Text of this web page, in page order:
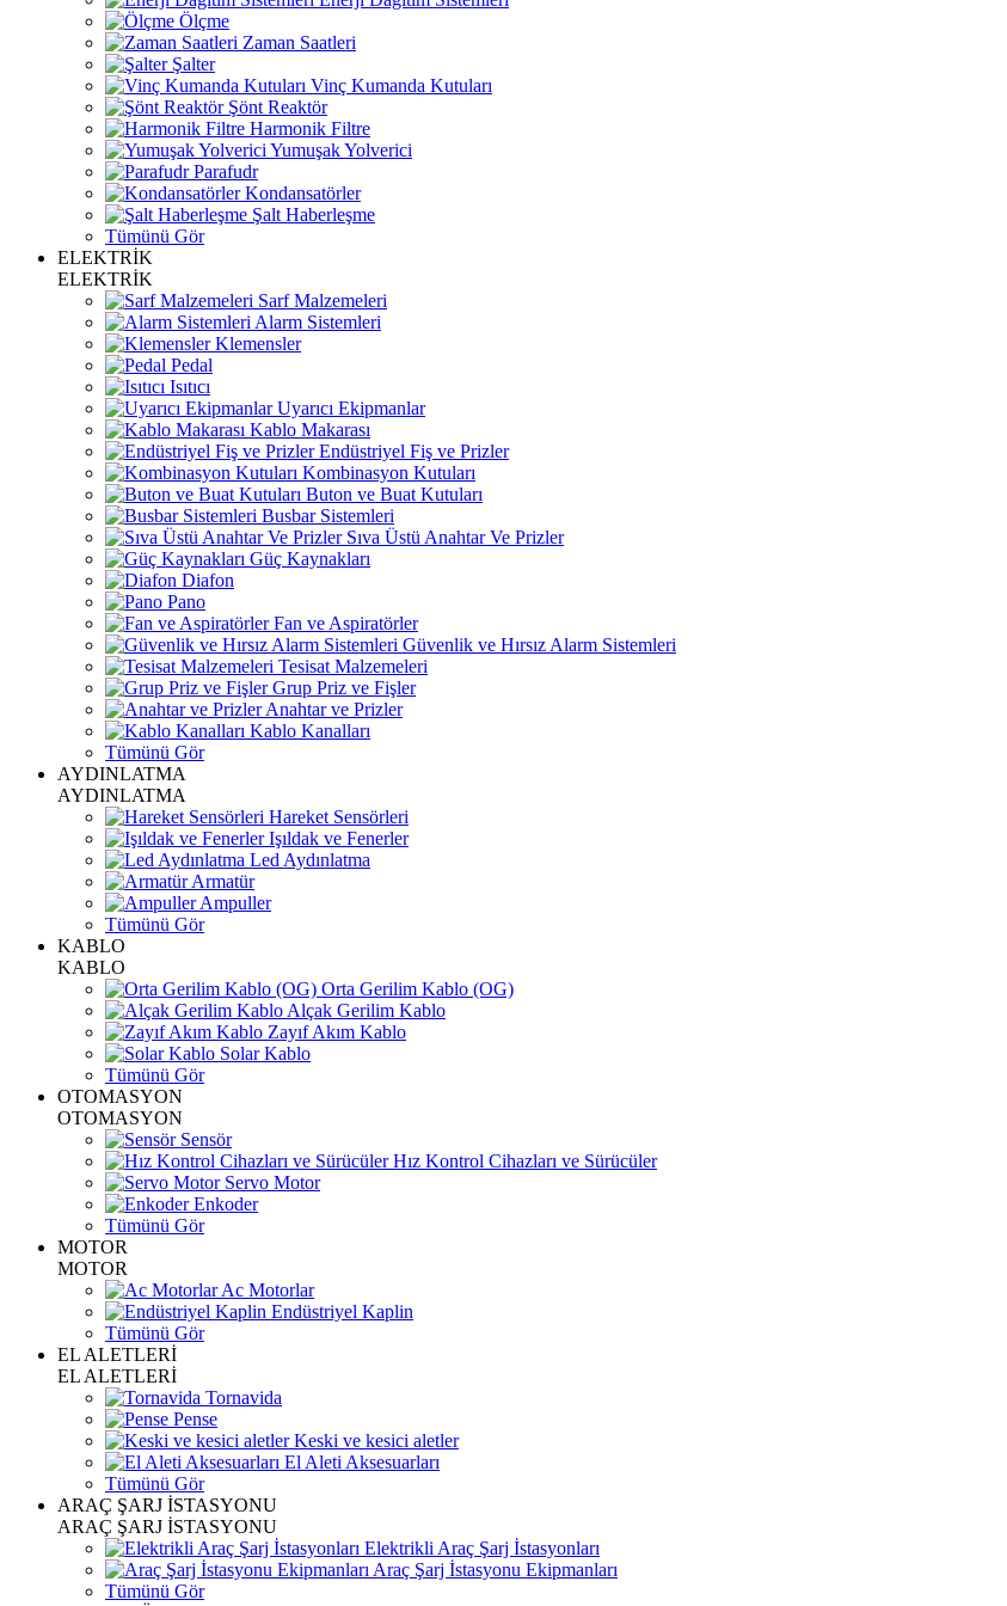
Ölçme
Zaman Saatleri
Şalter
Vinç Kumanda Kutuları
Şönt Reaktör
Harmonik Filtre
Yumuşak Yolverici
Parafudr
Kondansatörler
Şalt Haberleşme
Tümünü Gör
ELEKTRİK
ELEKTRİK
Sarf Malzemeleri
Alarm Sistemleri
Klemensler
Pedal
Isıtıcı
Uyarıcı Ekipmanlar
Kablo Makarası
Endüstriyel Fiş ve Prizler
Kombinasyon Kutuları
Buton ve Buat Kutuları
Busbar Sistemleri
Sıva Üstü Anahtar Ve Prizler
Güç Kaynakları
Diafon
Pano
Fan ve Aspiratörler
Güvenlik ve Hırsız Alarm Sistemleri
Tesisat Malzemeleri
Grup Priz ve Fişler
Anahtar ve Prizler
Kablo Kanalları
Tümünü Gör
AYDINLATMA
AYDINLATMA
Hareket Sensörleri
Işıldak ve Fenerler
Led Aydınlatma
Armatür
Ampuller
Tümünü Gör
KABLO
KABLO
Orta Gerilim Kablo (OG)
Alçak Gerilim Kablo
Zayıf Akım Kablo
Solar Kablo
Tümünü Gör
OTOMASYON
OTOMASYON
Sensör
Hız Kontrol Cihazları ve Sürücüler
Servo Motor
Enkoder
Tümünü Gör
MOTOR
MOTOR
Ac Motorlar
Endüstriyel Kaplin
Tümünü Gör
EL ALETLERİ
EL ALETLERİ
Tornavida
Pense
Keski ve kesici aletler
El Aleti Aksesuarları
Tümünü Gör
ARAÇ ŞARJ İSTASYONU
ARAÇ ŞARJ İSTASYONU
Elektrikli Araç Şarj İstasyonları
Araç Şarj İstasyonu Ekipmanları
Tümünü Gör